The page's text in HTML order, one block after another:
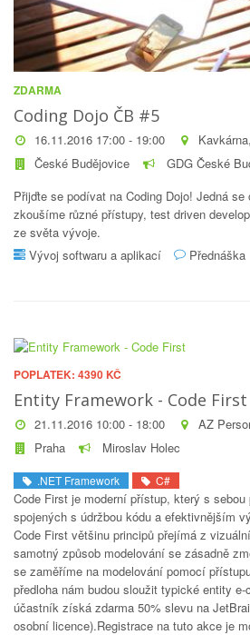
ZDARMA
Coding Dojo ČB #5
16.11.2016 17:00 - 19:00
České Budějovice
GDG České
Přijďte se podívat na Coding Dojo! Jedná
zkoušíme různé přístupy, test driven
ze světa vývoje.
Vývoj softwaru a aplikací
Přednáška
POPLATEK: 4390 KČ
Entity Framework - Code First
21.11.2016 10:00 - 18:00
AZ
Praha
Miroslav Holec
.NET Framework C#
Code First je moderní přístup, který s
spojených s údržbou kódu a efektivnějším
Code First většinu principů přejímá z
samotný způsob modelování se zásadně
se zaměříme na modelování pomocí
předloha nám budou sloužit typické entity
účastník získá zdarma 50% slevu na
osobní licence).Registrace na tuto akce je